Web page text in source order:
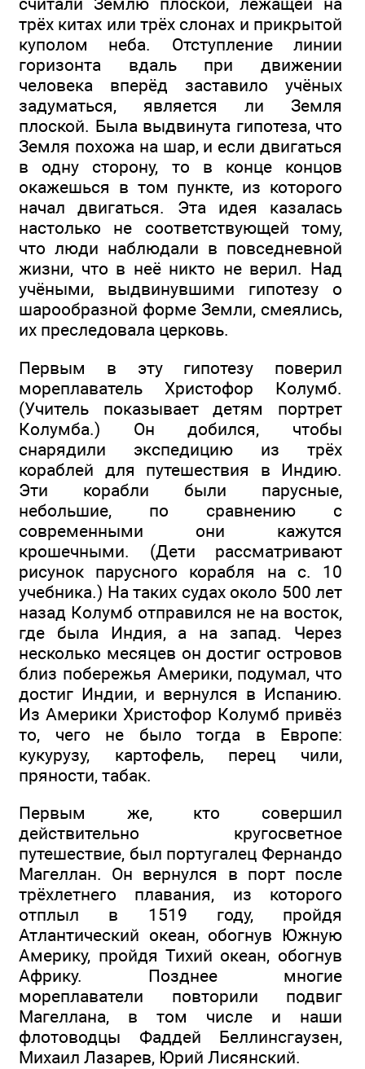
трёх китах или трёх слонах и прикрытой
куполом неба. Отступление линии
горизонта вдаль при движении
человека вперёд заставило учёных
задуматься, является ли Земля
плоской. Была выдвинута гипотеза, что
Земля похожа на шар, и если двигаться
в одну сторону, то в конце концов
окажешься в том пункте, из которого
начал двигаться. Эта идея казалась
настолько не соответствующей тому,
что люди наблюдали в повседневной
жизни, что в неё никто не верил. Над
учёными, выдвинувшими гипотезу о
шарообразной форме Земли, смеялись,
их преследовала церковь.
Первым в эту гипотезу поверил
мореплаватель Христофор Колумб.
(Учитель показывает детям портрет
Колумба.) Он добился, чтобы
снарядили экспедицию из трёх
кораблей для путешествия в Индию.
Эти корабли были парусные,
небольшие, по сравнению с
современными они кажутся
крошечными. (Дети рассматривают
рисунок парусного корабля на с. 10
учебника.) На таких судах около 500 лет
назад Колумб отправился не на восток,
где была Индия, а на запад. Через
несколько месяцев он достиг островов
близ побережья Америки, подумал, что
достиг Индии, и вернулся в Испанию.
Из Америки Христофор Колумб привёз
то, чего не было тогда в Европе:
кукурузу, картофель, перец чили,
пряности, табак.
Первым же, кто совершил
действительно кругосветное
путешествие, был португалец Фернандо
Магеллан. Он вернулся в порт после
трёхлетнего плавания, из которого
отплыл в 1519 году, пройдя
Атлантический океан, обогнув Южную
Америку, пройдя Тихий океан, обогнув
Африку. Позднее многие
мореплаватели повторили подвиг
Магеллана, в том числе и наши
флотоводцы Фаддей Беллинсгаузен,
Михаил Лазарев, Юрий Лисянский.